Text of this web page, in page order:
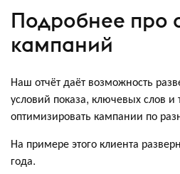
Подробнее про
кампаний
Наш отчёт даёт возможность
условий показа, ключевых слов и
оптимизировать кампании по
На примере этого клиента
года.